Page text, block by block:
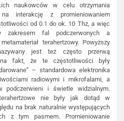
naukowców w celu otrzymania
na interakcję z promieniowaniem
od 0.1 do ok. 10 Thz, a więc
zakresem fal podczerwonych a
terahertzowy. Powyższy
jest też często przerwą
fakt, że te częstotliwości były
– standardowa elektronika
radiowymi i mikrofalami, a
podczerwieni i świetle widzialnym.
nie były jak dotąd w
na brak naturalnie występujących
z tym pasmem. Promieniowanie